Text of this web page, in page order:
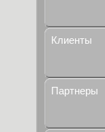
Клиенты
Партнеры